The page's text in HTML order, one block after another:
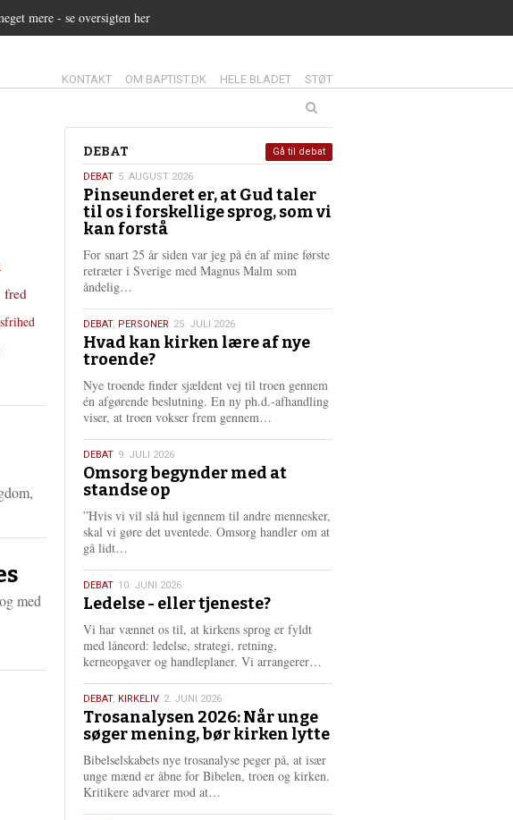
mere - se oversigten her
13.0:
KONTAKT 14.0:
OM BAPTIST.DK 15.0:
HELE BLADET 16.0:
STØT
fred
med
Debat
DEBAT
5.
august
2026
DEBAT 5. AUGUST 2026
Pinseunderet er, at Gud taler
til os i forskellige sprog, som vi
kan forstå
For snart 25 år siden var jeg på én af mine første
retræter i Sverige med Magnus Malm som
åndelig…
s
m
e
r
e
25.
juli
2026
DEBAT, PERSONER 25. JULI 2026
Hvad kan kirken lære af nye
troende?
Nye troende finder sjældent vej til troen gennem
én afgørende beslutning. En ny ph.d.-afhandling
viser, at troen vokser frem gennem…
e
e
9.
juli
2026
DEBAT 9. JULI 2026
Omsorg begynder med at
standse op
”Hvis vi vil slå hul igennem til andre mennesker,
skal vi gøre det uventede. Omsorg handler om at
gå lidt…
s
e
r
e
10.
juni
2026
DEBAT 10. JUNI 2026
Ledelse - eller tjeneste?
Vi har vænnet os til, at kirkens sprog er fyldt
med låneord: ledelse, strategi, retning,
kerneopgaver og handleplaner. Vi arrangerer…
r
e
2.
juni
2026
DEBAT, KIRKELIV 2. JUNI 2026
Trosanalysen 2026: Når unge
søger mening, bør kirken lytte
Bibelselskabets nye trosanalyse peger på, at især
unge mænd er åbne for Bibelen, troen og kirken.
Kritikere advarer mod at…
Gå til debat